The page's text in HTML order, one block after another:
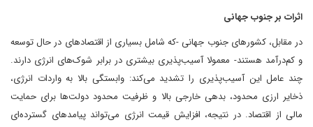
اثرات بر جنوب جهانی
در مقابل، کشورهای جنوب جهانی -که شامل بسیاری از اقتصادهای در حال توسعه
و کم‌درآمد هستند- معمولا آسیب‌پذیری بیشتری در برابر شوک‌های انرژی دارند.
چند عامل این آسیب‌پذیری را تشدید می‌کند: وابستگی بالا به واردات انرژی،
ذخایر ارزی محدود، بدهی خارجی بالا و ظرفیت محدود دولت‌ها برای حمایت
مالی از اقتصاد. در نتیجه، افزایش قیمت انرژی می‌تواند پیامدهای گسترده‌ای